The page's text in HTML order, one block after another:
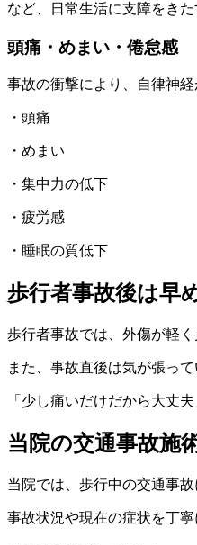
など、日常生活に支障をき
頭痛・めまい・倦怠感
事故の衝撃により、自律神
・頭痛
・めまい
・集中力の低下
・疲労感
・睡眠の質低下
歩行者事故後は早
歩行者事故では、外傷が軽
また、事故直後は気が張っ
「少し痛いだけだから大丈
当院の交通事故施
当院では、歩行中の交通事
事故状況や現在の症状を丁